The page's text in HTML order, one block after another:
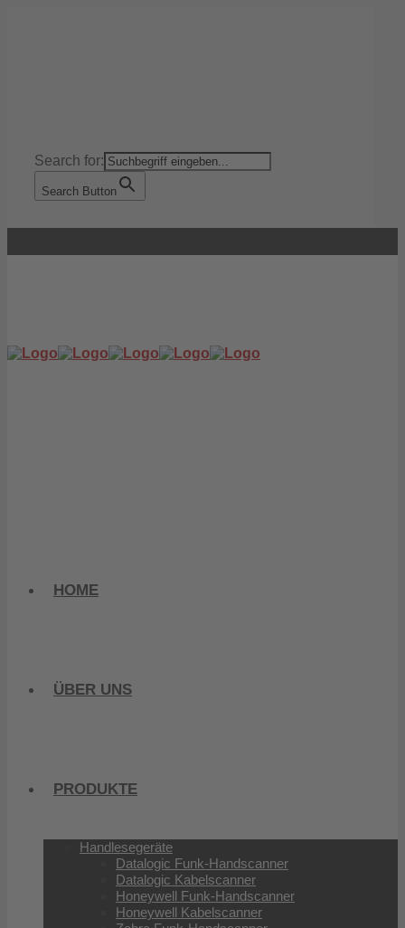
Search for:
Search Button
HOME
ÜBER UNS
PRODUKTE
Handlesegeräte
Datalogic Funk-Handscanner
Datalogic Kabelscanner
Honeywell Funk-Handscanner
Honeywell Kabelscanner